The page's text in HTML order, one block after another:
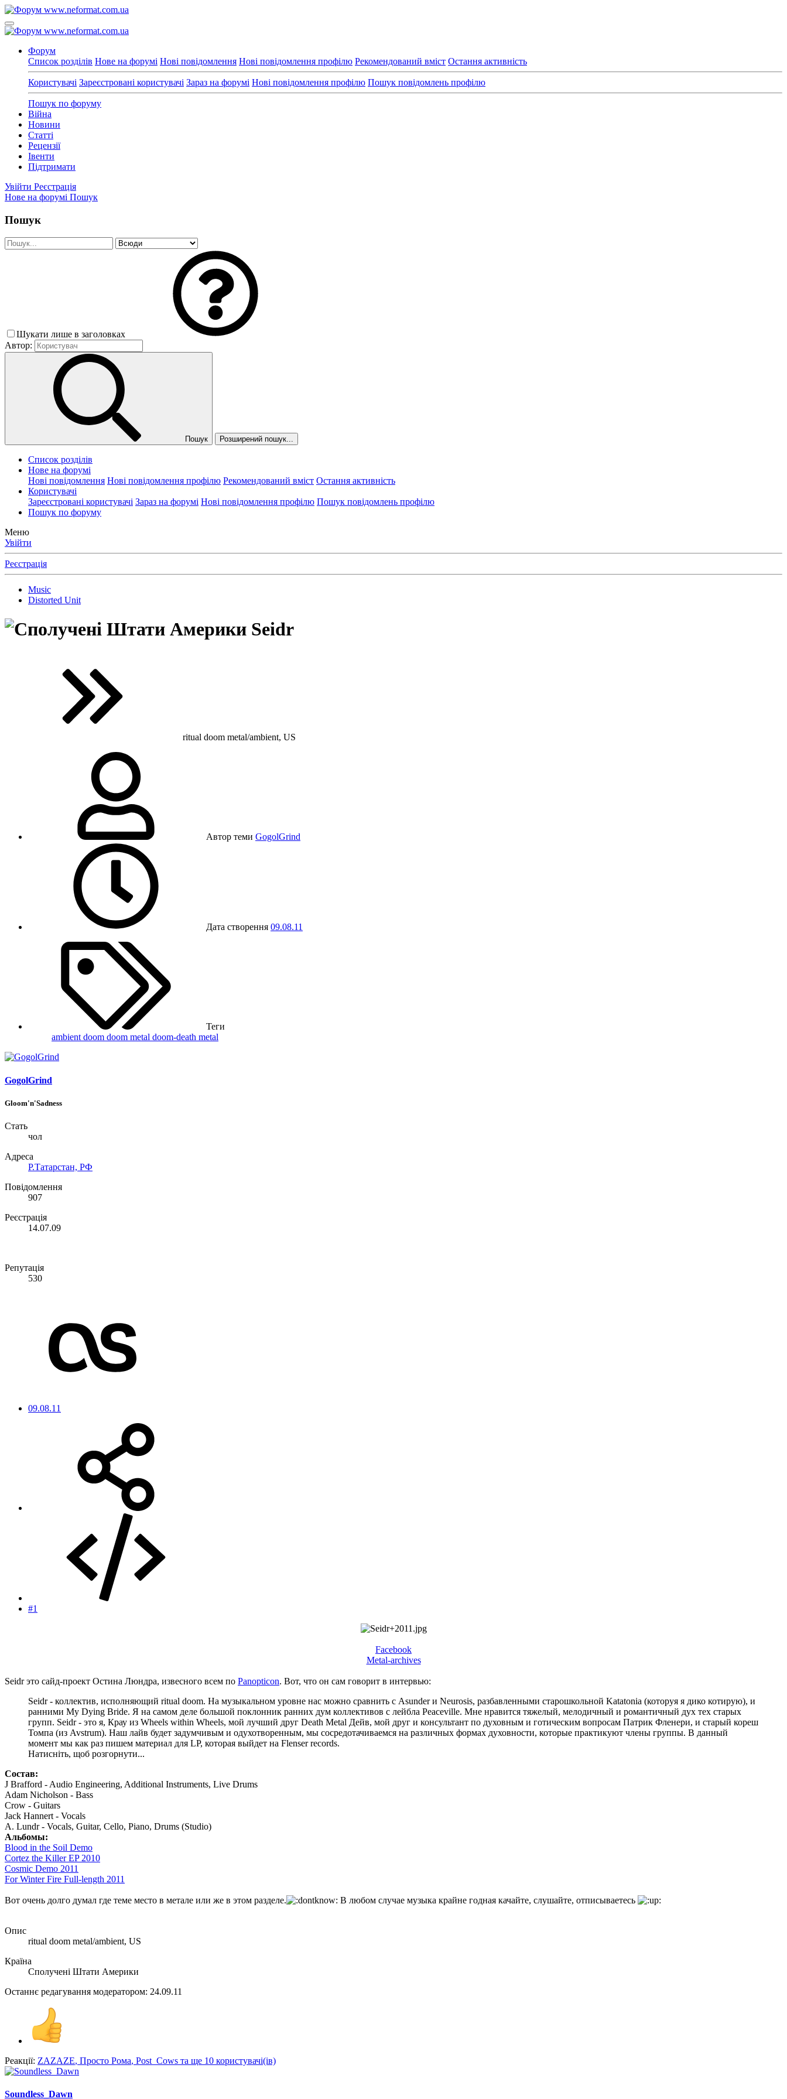
Форум
Список розділів Нове на форумі Нові повідомлення Нові повідомлення профілю Рекомендований вміст Остання активність
Користувачі Зареєстровані користувачі Зараз на форумі Нові повідомлення профілю Пошук повідомлень профілю
Пошук по форуму
Війна
Новини
Статті
Рецензії
Івенти
Підтримати
Увійти Реєстрація
Нове на форумі Пошук
Пошук
Шукати лише в заголовках
Автор:
Пошук Розширений пошук...
Список розділів
Нове на форумі
Нові повідомлення Нові повідомлення профілю Рекомендований вміст Остання активність
Користувачі
Зареєстровані користувачі Зараз на форумі Нові повідомлення профілю Пошук повідомлень профілю
Пошук по форуму
Меню
Увійти
Реєстрація
Music
Distorted Unit
Seidr
ritual doom metal/ambient, US
Автор теми GogolGrind
Дата створення 09.08.11
Теги
ambient doom doom metal doom-death metal
GogolGrind
Gloom'n'Sadness
Стать
чол
Адреса
Р.Татарстан, РФ
Повідомлення
907
Реєстрація
14.07.09
Репутація
530
09.08.11
#1
Facebook
Metal-archives
Seidr это сайд-проект Остина Люндра, извесного всем по Panopticon. Вот, что он сам говорит в интервью:
Seidr - коллектив, исполняющий ritual doom. На музыкальном уровне нас можно сравнить с Asunder и Neurosis, разбавленными старошкольной Katatonia (которуя я дико котирую), и
ранними My Dying Bride. Я на самом деле большой поклонник ранних дум коллективов с лейбла Peaceville. Мне нравится тяжелый, мелодичный и романтичный дух тех старых
групп. Seidr - это я, Крау из Wheels within Wheels, мой лучший друг Death Metal Дейв, мой друг и консультант по духовным и готическим вопросам Патрик Фленери, и старый кореш
Томпа (из Avstrum). Наш лайв будет задумчивым и одухотворенным, мы сосредотачиваемся на различных формах духовности, которые практикуют члены группы. В данный
момент мы как раз пишем материал для LP, которая выйдет на Flenser records.
Натисніть, щоб розгорнути...
Cостав:
J Brafford - Audio Engineering, Additional Instruments, Live Drums
Adam Nicholson - Bass
Crow - Guitars
Jack Hannert - Vocals
A. Lundr - Vocals, Guitar, Cello, Piano, Drums (Studio)
Альбомы:
Blood in the Soil Demo
Cortez the Killer EP 2010
Cosmic Demo 2011
For Winter Fire Full-length 2011
Вот очень долго думал где теме место в метале или же в этом разделе. В любом случае музыка крайне годная качайте, слушайте, отписываетесь
Опис
ritual doom metal/ambient, US
Країна
Сполучені Штати Америки
Останнє редагування модератором: 24.09.11
Реакції: ZAZAZE, Просто Рома, Post_Cows та ще 10 користувачі(ів)
Soundless_Dawn